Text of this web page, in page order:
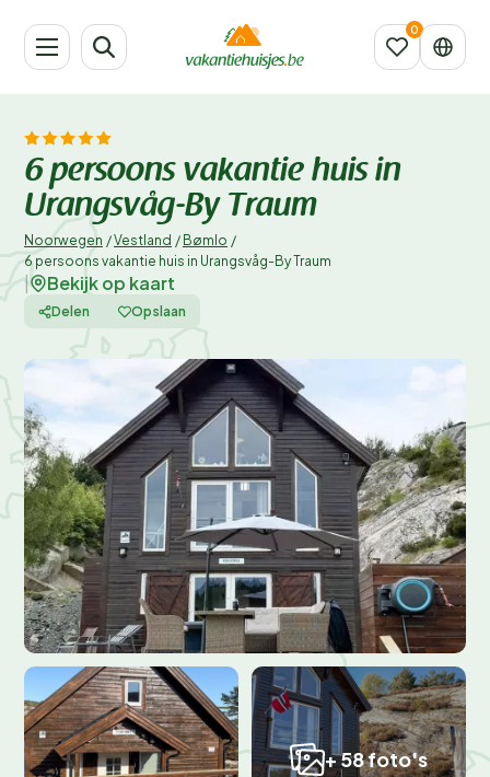
6 persoons vakantie huis in
Urangsvåg-By Traum
Noorwegen /Vestland / Bømlo /
6 persoons vakantie huis in Urangsvåg-By Traum
Bekijk op kaart
Delen Opslaan
+ 58 foto's